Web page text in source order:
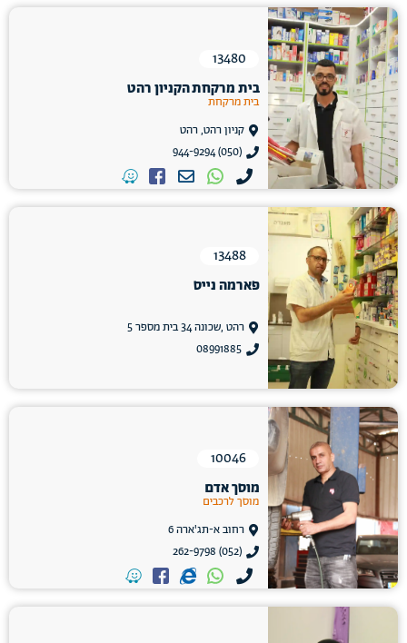
13480
בית מרקחת הקניון רהט
בית מרקחת
קניון רהט, רהט
(050) 944-9294
13488
פארמה נייס
רהט ,שכונה 34 בית מספר 5
08991885
10046
מוסך אדם
מוסך לרכבים
רחוב א-תג'ארה 6
(052) 262-9798